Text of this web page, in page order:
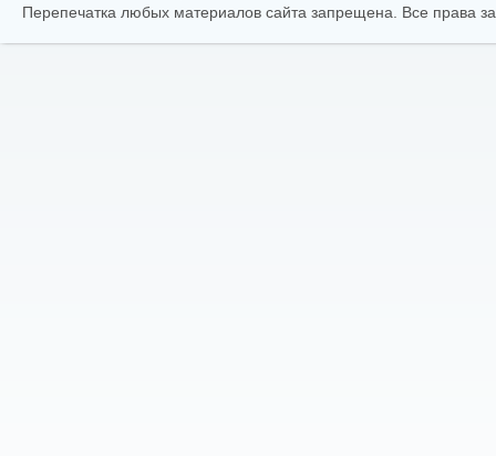
Перепечатка любых материалов сайта запрещена. Все права